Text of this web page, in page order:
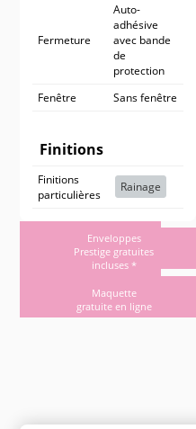
Fermeture
Auto-
adhésive
avec bande
de
protection
Fenêtre
Sans fenêtre
Finitions
Finitions
particulières
Rainage
Enveloppes
Prestige gratuites
incluses *
Maquette
gratuite en ligne